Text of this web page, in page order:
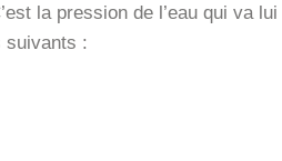
la pression de l’eau qui va
suivants :